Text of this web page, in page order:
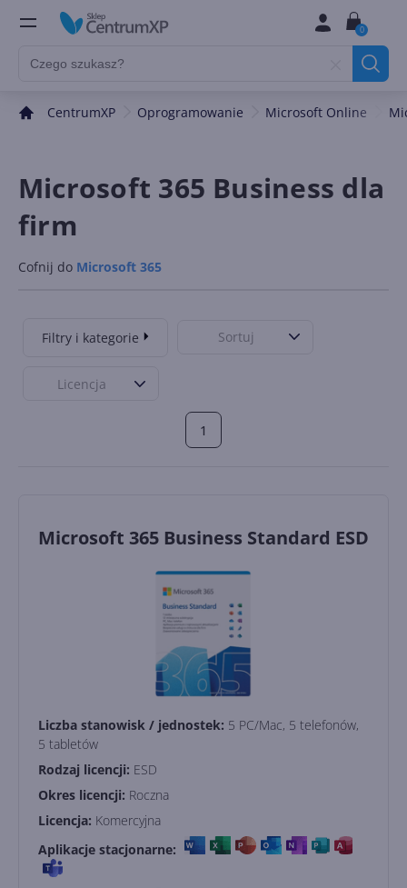
0
CentrumXP Oprogramowanie Microsoft Online
Microsoft 365 Business dla
firm
Cofnij do Microsoft 365
Filtry i kategorie Sortuj
Licencja
1
Microsoft 365 Business Standard ESD
Liczba stanowisk / jednostek: 5 PC/Mac, 5 telefonów,
5 tabletów
Rodzaj licencji: ESD
Okres licencji: Roczna
Licencja: Komercyjna
Aplikacje stacjonarne: